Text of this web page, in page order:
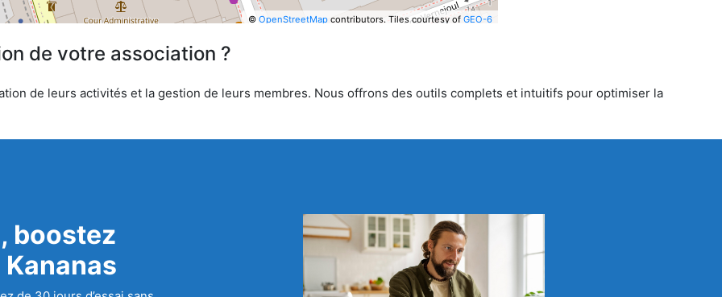
© OpenStreetMapcontributors. Tiles courtesy of GEO-6
de votre association ?
de leurs activités et la gestion de leurs membres. Nous offrons des outils complets et intuitifs pour optimiser la
boostez